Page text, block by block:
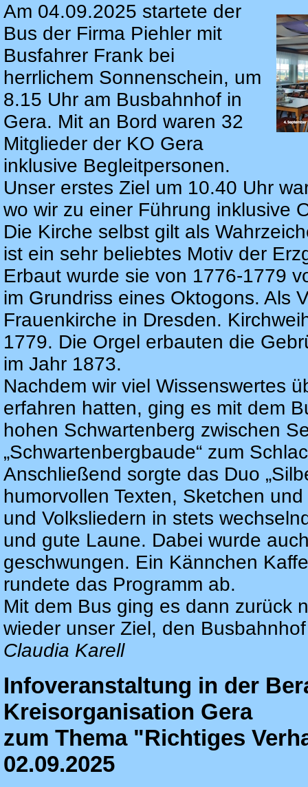
Am 04.09.2025 startete der
Bus der Firma Piehler mit
Busfahrer Frank bei
herrlichem Sonnenschein, um
8.15 Uhr am Busbahnhof in
Gera. Mit an Bord waren 32
Mitglieder der KO Gera
inklusive Begleitpersonen.
Unser erstes Ziel um 10.40 Uhr
wo wir zu einer Führung inklusive
Die Kirche selbst gilt als
ist ein sehr beliebtes Motiv der
Erbaut wurde sie von 1776-1779
im Grundriss eines Oktogons. Als
Frauenkirche in Dresden.
1779. Die Orgel erbauten die
im Jahr 1873.
Nachdem wir viel Wissenswertes
erfahren hatten, ging es mit dem
hohen Schwartenberg zwischen
„Schwartenbergbaude“ zum
Anschließend sorgte das Duo
humorvollen Texten, Sketchen
und Volksliedern in stets
und gute Laune. Dabei wurde
geschwungen. Ein Kännchen
rundete das Programm ab.
Mit dem Bus ging es dann zurück
wieder unser Ziel, den
Claudia Karell
Infoveranstaltung in der
Kreisorganisation Gera
zum Thema "Richtiges
02.09.2025